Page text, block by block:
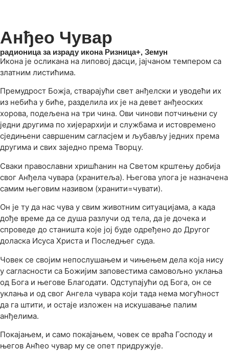
Анђео Чувар
радионица за израду икона Ризница+, Земун
Икона је осликана на липовој дасци, јајчаном темпером са
златним листићима.
Премудрост Божја, стварајући свет анђелски и уводећи их
из небића у биће, разделила их је на девет анђеоских
хорова, подељена на три чина. Ови чинови потчињени су
једни другима по хијерархији и службама и истовремено
сједињени савршеним сагласјем и љубављу једних према
другима и свих заједно према Творцу.
Сваки православни хришћанин на Светом крштењу добија
свог Анђела чувара (хранитеља). Његова улога је назначена
самим његовим називом (хранити=чувати).
Он је ту да нас чува у свим животним ситуацијама, а када
дође време да се душа разлучи од тела, да је дочека и
спроведе до станишта које јој буде одређено до Другог
доласка Исуса Христа и Последњег суда.
Човек се својим непослушањем и чињењем дела која нису
у сагласности са Божијим заповестима самовољно уклања
од Бога и његове Благодати. Одступајући од Бога, он се
уклања и од свог Ангела чувара који тада нема могућност
да га штити, и остаје изложен на искушавање палим
анђелима.
Покајањем, и само покајањем, човек се враћа Господу и
његов Анћео чувар му се опет придружује.